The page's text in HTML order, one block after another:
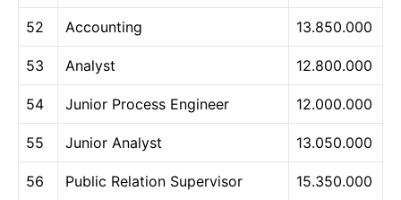
52 Accounting 13.850.000
53 Analyst 12.800.000
54 Junior Process Engineer 12.000.000
55 Junior Analyst 13.050.000
56 Public Relation Supervisor 15.350.000